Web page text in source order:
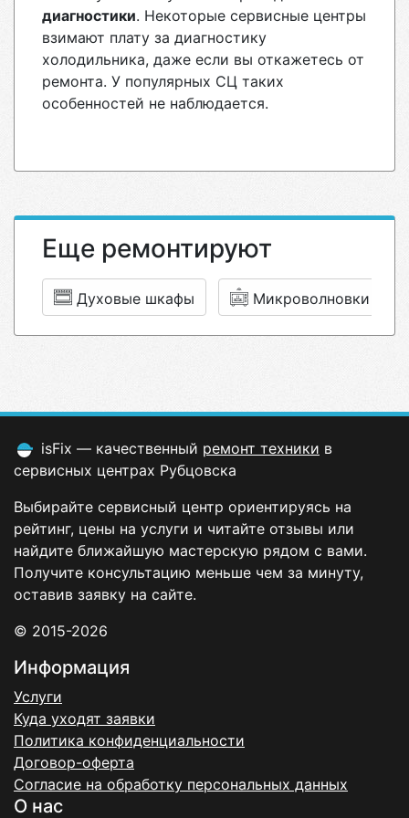
диагностики. Некоторые сервисные центры
взимают плату за диагностику
холодильника, даже если вы откажетесь от
ремонта. У популярных СЦ таких
особенностей не наблюдается.
Еще ремонтируют
Духовые шкафы Микроволновки
isFix — качественный ремонт техники в
сервисных центрах Рубцовска
Выбирайте сервисный центр ориентируясь на
рейтинг, цены на услуги и читайте отзывы или
найдите ближайшую мастерскую рядом с вами.
Получите консультацию меньше чем за минуту,
оставив заявку на сайте.
© 2015-2026
Информация
Услуги
Куда уходят заявки
Политика конфиденциальности
Договор-оферта
Согласие на обработку персональных данных
О нас